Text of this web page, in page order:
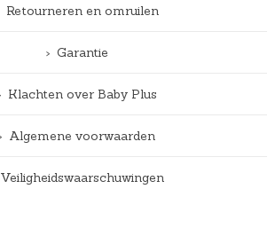
Retourneren en omruilen
Garantie
Klachten over Baby Plus
Algemene voorwaarden
Veiligheidswaarschuwingen